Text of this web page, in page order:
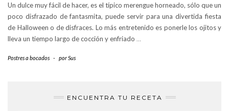
Un dulce muy fácil de hacer, es el típico merengue horneado, sólo que un
poco disfrazado de fantasmita, puede servir para una divertida fiesta
de Halloween o de disfraces. Lo más entretenido es ponerle los ojitos y
lleva un tiempo largo de cocción y enfriado …
Postres a bocados - porSus
ENCUENTRA TU RECETA